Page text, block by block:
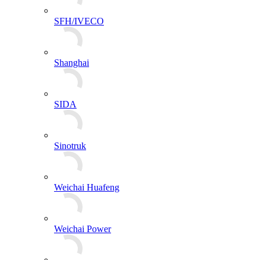
SFH/IVECO
Shanghai
SIDA
Sinotruk
Weichai Huafeng
Weichai Power